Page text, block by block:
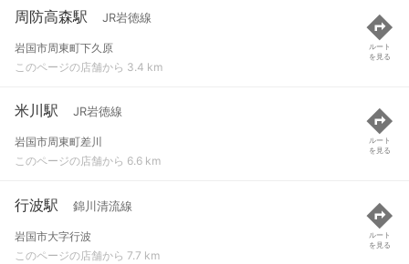
周防高森駅 JR岩徳線
岩国市周東町下久原
このページの店舗から 3.4 km
ルート
を見る
米川駅 JR岩徳線
岩国市周東町差川
このページの店舗から 6.6 km
ルート
を見る
行波駅 錦川清流線
岩国市大字行波
このページの店舗から 7.7 km
ルート
を見る